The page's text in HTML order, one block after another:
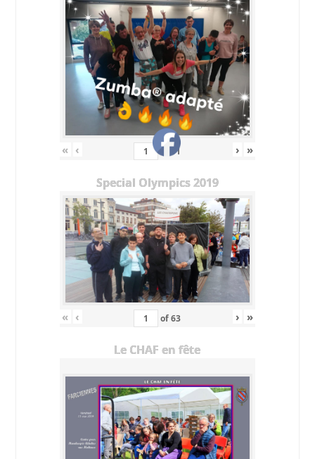
« ‹ of 11 › »
Special Olympics 2019
« ‹ of63 › »
Le CHAF en fête